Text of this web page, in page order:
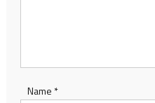
Name *